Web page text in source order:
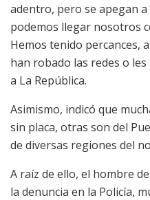
adentro, pero se apegan
podemos llegar nosotros
Hemos tenido percances,
han robado las redes o
a La República.
Asimismo, indicó que
sin placa, otras son del
de diversas regiones del
A raíz de ello, el hombre
la denuncia en la Policía,